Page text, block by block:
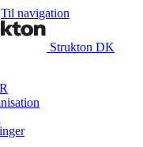
Til navigation
Strukton DK